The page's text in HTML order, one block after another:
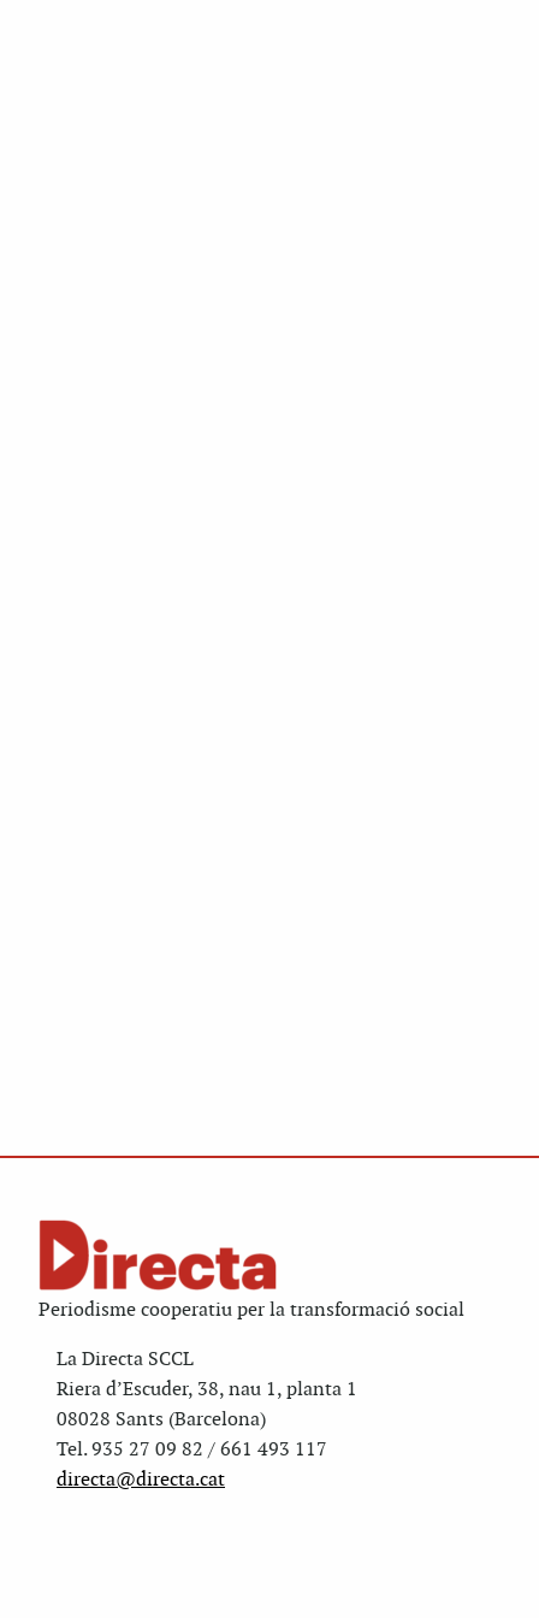
Periodisme cooperatiu per la transformació social
La Directa SCCL
Riera d’Escuder, 38, nau 1, planta 1
08028 Sants (Barcelona)
Tel. 935 27 09 82 / 661 493 117
directa@directa.cat